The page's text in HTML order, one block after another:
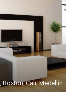
,Boston,Cali,Medellín